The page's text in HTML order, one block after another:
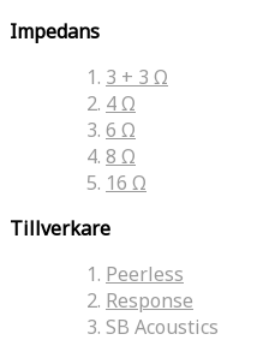
Impedans
3 + 3 Ω
4 Ω
6 Ω
8 Ω
16 Ω
Tillverkare
Peerless
Response
SB Acoustics